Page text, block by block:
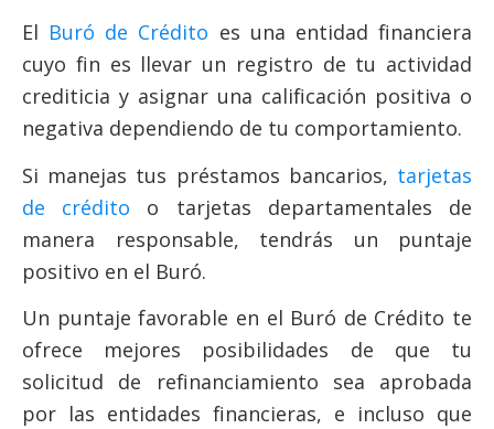
El Buró de Crédito es una entidad financiera
cuyo fin es llevar un registro de tu actividad
crediticia y asignar una calificación positiva o
negativa dependiendo de tu comportamiento.
Si manejas tus préstamos bancarios, tarjetas
de crédito o tarjetas departamentales de
manera responsable, tendrás un puntaje
positivo en el Buró.
Un puntaje favorable en el Buró de Crédito te
ofrece mejores posibilidades de que tu
solicitud de refinanciamiento sea aprobada
por las entidades financieras, e incluso que